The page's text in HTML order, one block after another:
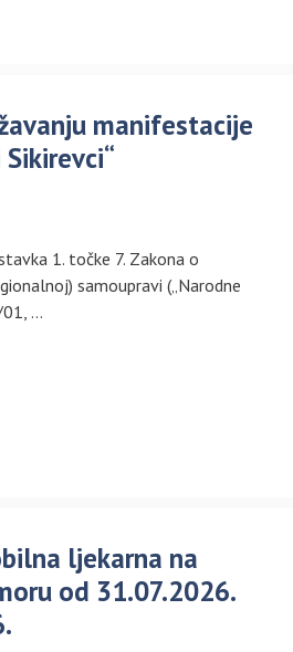
manifestacije
1. točke 7. Zakona o
samoupravi („Narodne
…
ljekarna na
od 31.07.2026.